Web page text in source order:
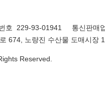
호 229-93-01941
통신판매
674, 노량진 수산물 도매시장
Reserved.